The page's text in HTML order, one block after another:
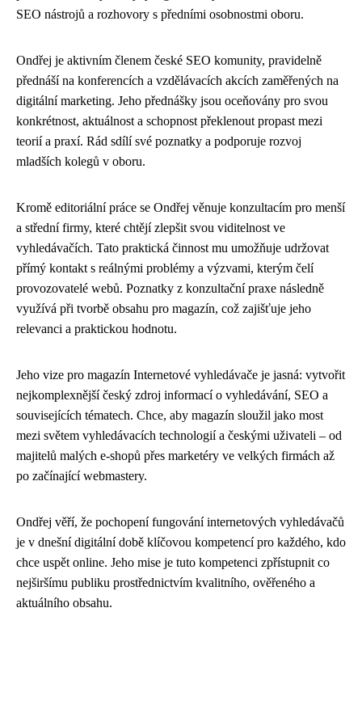
SEO nástrojů a rozhovory s předními osobnostmi oboru.
Ondřej je aktivním členem české SEO komunity, pravidelně
přednáší na konferencích a vzdělávacích akcích zaměřených na
digitální marketing. Jeho přednášky jsou oceňovány pro svou
konkrétnost, aktuálnost a schopnost překlenout propast mezi
teorií a praxí. Rád sdílí své poznatky a podporuje rozvoj
mladších kolegů v oboru.
Kromě editoriální práce se Ondřej věnuje konzultacím pro menší
a střední firmy, které chtějí zlepšit svou viditelnost ve
vyhledávačích. Tato praktická činnost mu umožňuje udržovat
přímý kontakt s reálnými problémy a výzvami, kterým čelí
provozovatelé webů. Poznatky z konzultační praxe následně
využívá při tvorbě obsahu pro magazín, což zajišťuje jeho
relevanci a praktickou hodnotu.
Jeho vize pro magazín Internetové vyhledávače je jasná: vytvořit
nejkomplexnější český zdroj informací o vyhledávání, SEO a
souvisejících tématech. Chce, aby magazín sloužil jako most
mezi světem vyhledávacích technologií a českými uživateli – od
majitelů malých e-shopů přes marketéry ve velkých firmách až
po začínající webmastery.
Ondřej věří, že pochopení fungování internetových vyhledávačů
je v dnešní digitální době klíčovou kompetencí pro každého, kdo
chce uspět online. Jeho mise je tuto kompetenci zpřístupnit co
nejširšímu publiku prostřednictvím kvalitního, ověřeného a
aktuálního obsahu.